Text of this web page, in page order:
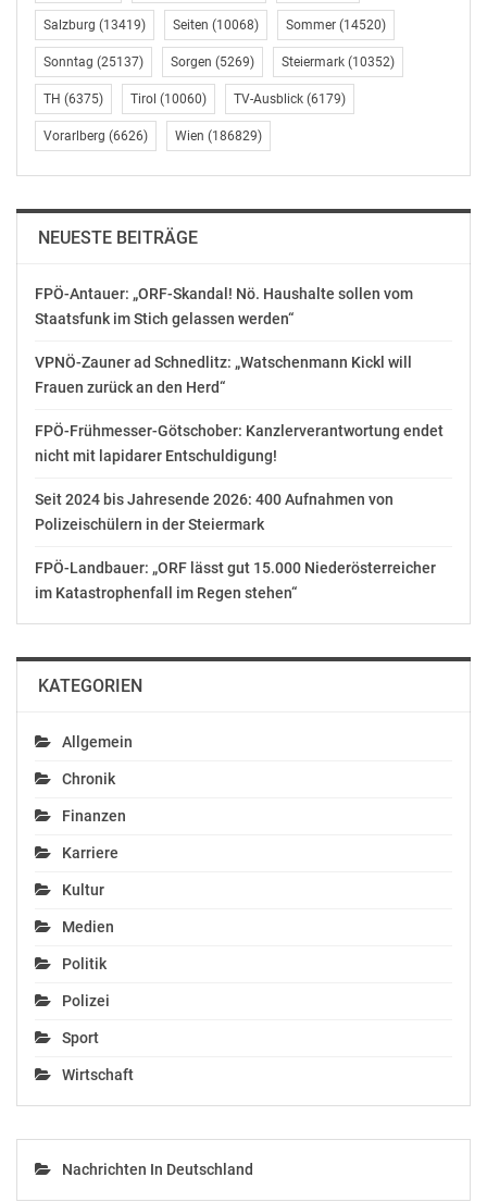
Salzburg (13419) Seiten (10068) Sommer (14520)
Sonntag (25137) Sorgen (5269) Steiermark (10352)
TH (6375) Tirol (10060) TV-Ausblick (6179)
Vorarlberg (6626) Wien (186829)
NEUESTE BEITRÄGE
FPÖ-Antauer: „ORF-Skandal! Nö. Haushalte sollen vom
Staatsfunk im Stich gelassen werden“
VPNÖ-Zauner ad Schnedlitz: „Watschenmann Kickl will
Frauen zurück an den Herd“
FPÖ-Frühmesser-Götschober: Kanzlerverantwortung endet
nicht mit lapidarer Entschuldigung!
Seit 2024 bis Jahresende 2026: 400 Aufnahmen von
Polizeischülern in der Steiermark
FPÖ-Landbauer: „ORF lässt gut 15.000 Niederösterreicher
im Katastrophenfall im Regen stehen“
KATEGORIEN
Allgemein
Chronik
Finanzen
Karriere
Kultur
Medien
Politik
Polizei
Sport
Wirtschaft
Nachrichten In Deutschland